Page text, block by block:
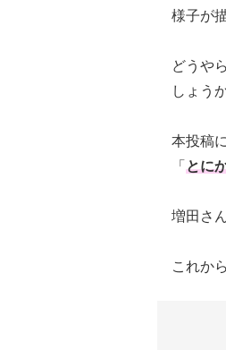
様子が
どうや
しょう
本投稿
「 とに
増田さ
これか